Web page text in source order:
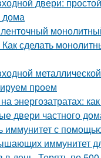
дома
ленточный
сделать
проем
энергозатратах:
двери частного
иммунитет с
иммунитет